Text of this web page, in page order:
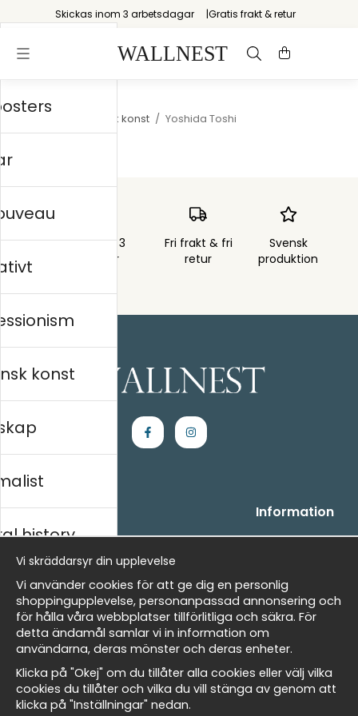
Skickas inom 3 arbetsdagar Gratis frakt & retur
Japansk konst / Yoshida Toshi
Skickas inom 3
arbetsdagar
Fri frakt & fri
retur
Svensk
produktion
Handla
- Frågor? Vi hjälper dig gärna.
- När du handlar hos oss
- Returer och återbetalningar
- Leverans - enkelt, snabbt &amp; gratis
- Cookies på Wallnest
- Här hittar du dina sparade favoriter
Information
Vi är Wallnest
Nyhetsbrev
Få våra bästa erbjudanden och nyheter!
konst
history
Vi skräddarsyr din upplevelse
Vi använder cookies för att ge dig en personlig
shoppingupplevelse, personanpassad annonsering och
för hålla våra webbplatser tillförlitliga och säkra. För
detta ändamål samlar vi in information om
användarna, deras mönster och deras enheter.
Klicka på "Okej" om du tillåter alla cookies eller välj vilka
cookies du tillåter och vilka du vill stänga av genom att
klicka på "Inställningar" nedan.